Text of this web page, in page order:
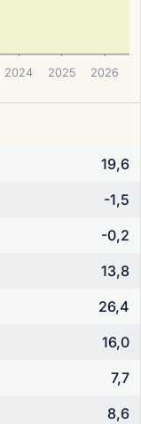
2024 2025 2026
19,6
-1,5
-0,2
13,8
26,4
16,0
7,7
8,6